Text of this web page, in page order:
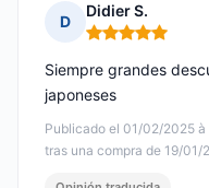
D
Didier S.
Nota: 5 de 5
Publicado el 01/02/2025 à
tras una compra de 19/01/
Siempre grandes
japoneses